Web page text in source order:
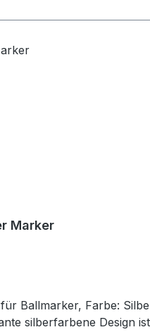
Marker
Ballmarker, Farbe:
silberfarbene Design